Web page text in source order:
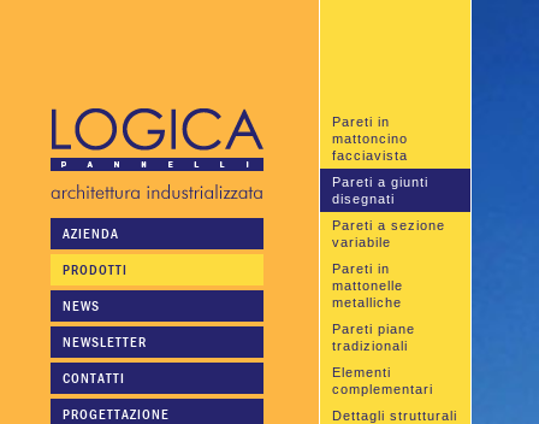
AZIENDA
PRODOTTI
NEWS
NEWSLETTER
CONTATTI
PROGETTAZIONE
Pareti in
mattoncino
facciavista
Pareti a giunti
disegnati
Pareti a sezione
variabile
Pareti in
mattonelle
metalliche
Pareti piane
tradizionali
Elementi
complementari
Dettagli strutturali